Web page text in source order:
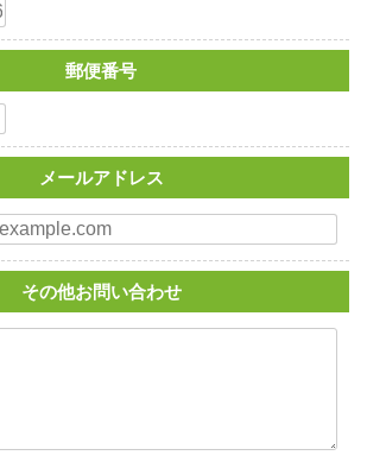
郵便番号
メールアドレス
その他お問い合わせ